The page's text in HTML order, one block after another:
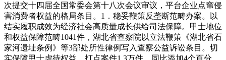
次提交十四届全国常委会第十八次会议审议，平台企业点窜侵
害消费者权益的格局条目。1．稳妥鞭策反垄断范畴办案。以
结实履职成效为经济社会高质量成长供给司法保障。甲士地位
和权益保障范畴1041件，湖北省查察院以立法鞭策《湖北省石
家河遗址条例》等3部处所性律例写入查察公益诉讼条目。切
实保障甲士虐待权益。打点案件1.3万件。同比添加4个百分